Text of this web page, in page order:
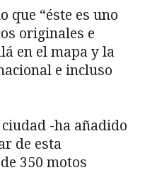
que “éste es uno
originales e
en el mapa y la
e incluso
-ha añadido
de esta
350 motos